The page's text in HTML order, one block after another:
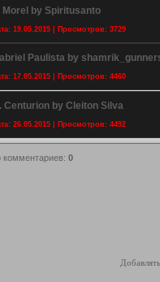
Morel by Spiritusanto
19.05.2015 | Просмотров: 3729
Paulista by
17.05.2015 | Просмотров: 4460
Centurion by Cleiton Silva
26.05.2015 | Просмотров: 4492
комментариев: 0